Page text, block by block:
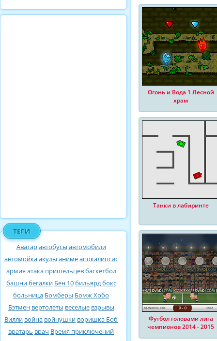
ТЕГИ
Аватаравтобусы автомобили
автомойкаакулы анимеапокалипсис
армия атака пришельцевбаскетбол
башнибегалки Бен 10бильярдбокс
больница Бомберы Бомж Хобо
Бэтмен вертолеты веселые взрывы
Вилли война войнушки воришка Боб
вратарь врач Время приключений
Огонь и Вода 1 Лесной
храм
Танки в лабиринте
Футбол головами лига
чемпионов 2014 - 2015